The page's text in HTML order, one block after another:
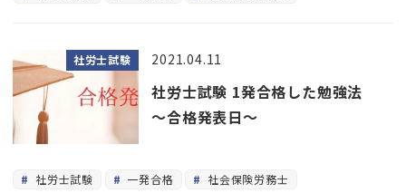
社労士試験
社労士試験 1発合格した勉強法
～合格発表日～
2021.04.11
社労士試験 一発合格 社会保険労務士